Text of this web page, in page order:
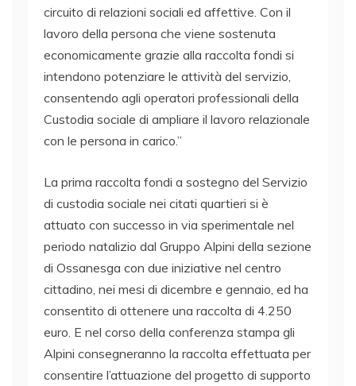
circuito di relazioni sociali ed affettive. Con il
lavoro della persona che viene sostenuta
economicamente grazie alla raccolta fondi si
intendono potenziare le attività del servizio,
consentendo agli operatori professionali della
Custodia sociale di ampliare il lavoro relazionale
con le persona in carico.”
La prima raccolta fondi a sostegno del Servizio
di custodia sociale nei citati quartieri si è
attuato con successo in via sperimentale nel
periodo natalizio dal Gruppo Alpini della sezione
di Ossanesga con due iniziative nel centro
cittadino, nei mesi di dicembre e gennaio, ed ha
consentito di ottenere una raccolta di 4.250
euro. E nel corso della conferenza stampa gli
Alpini consegneranno la raccolta effettuata per
consentire l’attuazione del progetto di supporto